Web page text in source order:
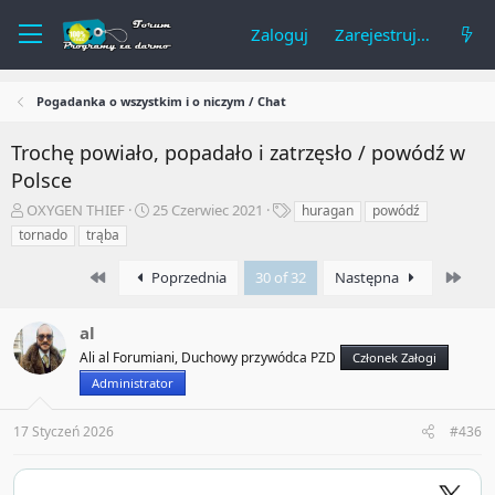
Zaloguj Zarejestruj się
Pogadanka o wszystkim i o niczym / Chat
Trochę powiało, popadało i zatrzęsło / powódź w
Polsce
A
u
t
m
a
u
OXYGEN THIEF
R
p
o
ę
t
y
25 Czerwiec 2021
T
i
huragan
powódź
tornado
trąba
First Poprzednia 30 of 32 Następna
al
Ali al Forumiani, Duchowy przywódca PZD
Członek Załogi
Administrator
17 Styczeń 2026 #436